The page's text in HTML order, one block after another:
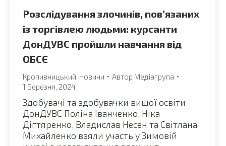
Розслідування злочинів, пов’язаних
із торгівлею людьми: курсанти
ДонДУВС пройшли навчання від
ОБСЄ
Кропивницький, Новини Автор Медіагрупа
1 Березня, 2024
Здобувачі та здобувачки вищої освіти
ДонДУВС Поліна Іванченко, Ніка
Дігтяренко, Владислав Несен та Світлана
Михайленко взяли участь у Зимовій